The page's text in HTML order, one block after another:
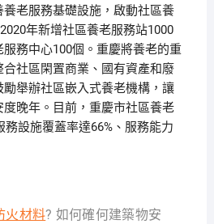
老服務基礎設施，啟動社區養
年新增社區養老服務站1000
務中心100個。重慶將養老的重
社區閑置商業、國有資產和廢
舉辦社區嵌入式養老機構，讓
晚年。目前，重慶市社區養老
務設施覆蓋率達66%、服務能力
火材料? 如何確何建築物安